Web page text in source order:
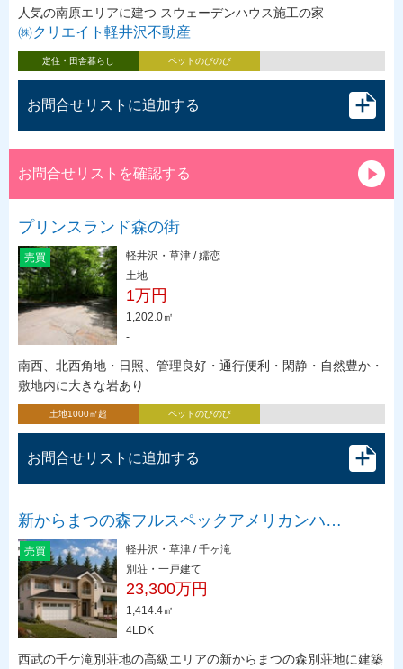
人気の南原エリアに建つ スウェーデンハウス施工の家
㈱クリエイト軽井沢不動産
定住・田舎暮らし ペットのびのび
お問合せリストに追加する
お問合せリストを確認する
プリンスランド森の街
売買
軽井沢・草津 / 嬬恋
土地
1万円
1,202.0㎡
-
南西、北西角地・日照、管理良好・通行便利・閑静・自然豊か・
敷地内に大きな岩あり
土地1000㎡超 ペットのびのび
お問合せリストに追加する
新からまつの森フルスペックアメリカンハ…
売買
軽井沢・草津 / 千ヶ滝
別荘・一戸建て
23,300万円
1,414.4㎡
4LDK
西武の千ケ滝別荘地の高級エリアの新からまつの森別荘地に建築